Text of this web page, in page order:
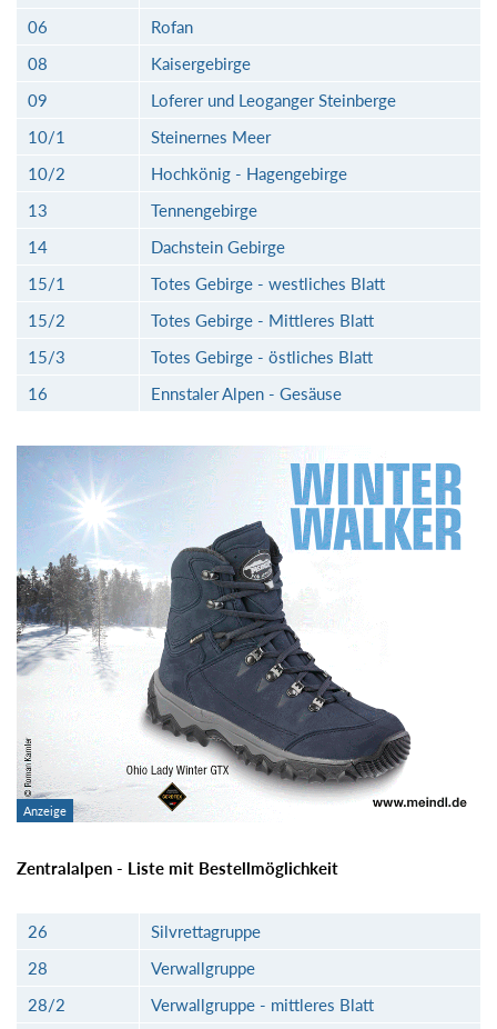
06
Rofan
08
Kaisergebirge
09
Loferer und Leoganger Steinberge
10/1
Steinernes Meer
10/2
Hochkönig - Hagengebirge
13
Tennengebirge
14
Dachstein Gebirge
15/1
Totes Gebirge - westliches Blatt
15/2
Totes Gebirge - Mittleres Blatt
15/3
Totes Gebirge - östliches Blatt
16
Ennstaler Alpen - Gesäuse
Zentralalpen - Liste mit Bestellmöglichkeit
26
Silvrettagruppe
28
Verwallgruppe
28/2
Verwallgruppe - mittleres Blatt